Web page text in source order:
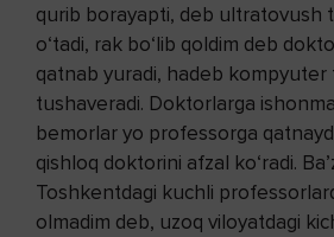
qurib borayapti, deb ultratovush
o‘tadi, rak bo‘lib qoldim deb
qatnab yuradi, hadeb kompyuter
tushaveradi. Doktorlarga
bemorlar yo professorga
qishloq doktorini afzal ko‘radi.
Toshkentdagi kuchli
olmadim deb, uzoq viloyatdagi